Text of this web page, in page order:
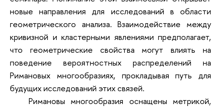
новые направления для исследований в области
геометрического анализа. Взаимодействие между
кривизной и кластерными явлениями предполагает,
что геометрические свойства могут влиять на
поведение вероятностных распределений на
Римановых многообразиях, прокладывая путь для
будущих исследований этих связей.
Римановы многообразия оснащены метрикой,